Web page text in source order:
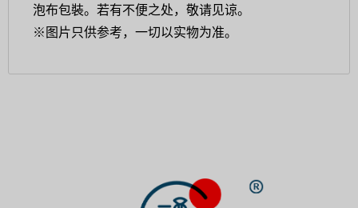
泡布包裝。若有不便之处，敬请见谅。
※图片只供参考，一切以实物为准。